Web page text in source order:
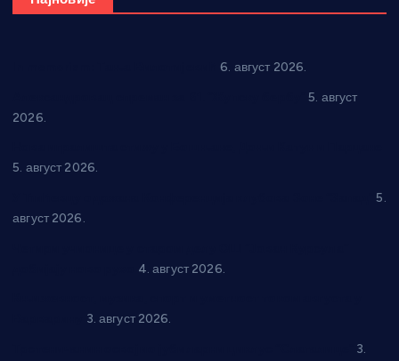
6. август 2026.
5. август
2026.
5. август 2026.
5.
август 2026.
4. август 2026.
3. август 2026.
3.